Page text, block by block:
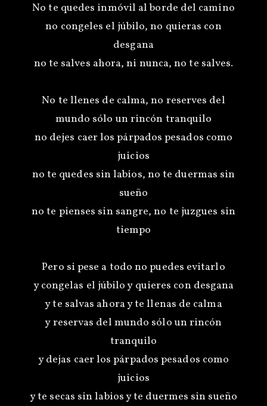
No te quedes inmóvil al borde del camino
no congeles el júbilo, no quieras con
desgana
no te salves ahora, ni nunca, no te salves.
No te llenes de calma, no reserves del
mundo sólo un rincón tranquilo
no dejes caer los párpados pesados como
juicios
no te quedes sin labios, no te duermas sin
sueño
no te pienses sin sangre, no te juzgues sin
tiempo
Pero si pese a todo no puedes evitarlo
y congelas el júbilo y quieres con desgana
y te salvas ahora y te llenas de calma
y reservas del mundo sólo un rincón
tranquilo
y dejas caer los párpados pesados como
juicios
y te secas sin labios y te duermes sin sueño